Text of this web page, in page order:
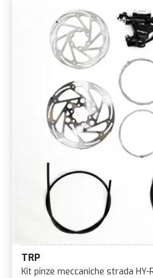
TRP
Kit pinze meccaniche strada